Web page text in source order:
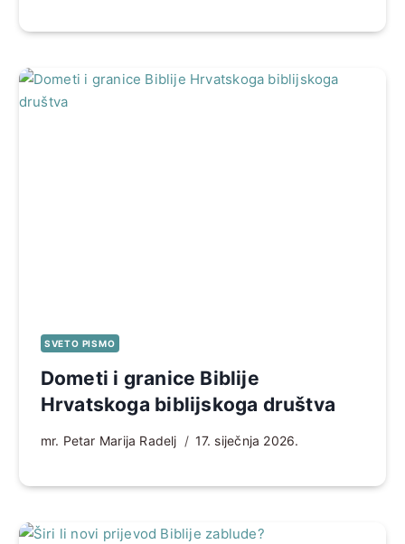
SVETO PISMO
Dometi i granice Biblije
Hrvatskoga biblijskoga društva
mr. Petar Marija Radelj 17. siječnja 2026.